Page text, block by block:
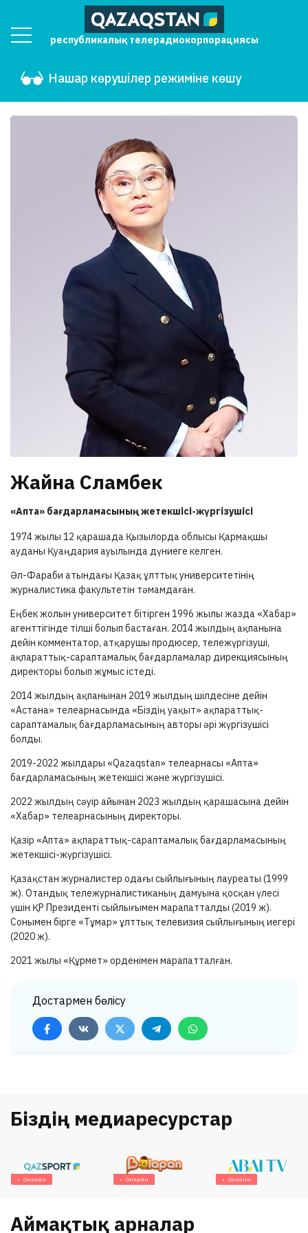
республикалық телерадиокорпорациясы
Нашар көрушілер режиміне көшу
Жайна Сламбек
«Апта» бағдарламасының жетекшісі-жүргізушісі
1974 жылы 12 қарашада Қызылорда облысы Қармақшы
ауданы Қуаңдария ауылында дүниеге келген.
Әл-Фараби атындағы Қазақ ұлттық университетінің
журналистика факультетін тәмамдаған.
Еңбек жолын университет бітірген 1996 жылы жазда «Хабар»
агенттігінде тілші болып бастаған. 2014 жылдың ақпанына
дейін комментатор, атқарушы продюсер, тележүргізуші,
ақпараттық-сараптамалық бағдарламалар дирекциясының
директоры болып жұмыс істеді.
2014 жылдың ақпанынан 2019 жылдың шілдесіне дейін
«Астана» телеарнасында «Біздің уақыт» ақпараттық-
сараптамалық бағдарламасының авторы әрі жүргізушісі
болды.
2019-2022 жылдары «Qazaqstan» телеарнасы «Апта»
бағдарламасының жетекшісі және жүргізушісі.
2022 жылдың сәуір айынан 2023 жылдың қарашасына дейін
«Хабар» телеарнасының директоры.
Қазір «Апта» ақпараттық-сараптамалық бағдарламасының
жетекшісі-жүргізушісі.
Қазақстан журналистер одағы сыйлығының лауреаты (1999
ж). Отандық тележурналистиканың дамуына қосқан үлесі
үшін ҚР Президенті сыйлығымен марапатталды (2019 ж).
Сонымен бірге «Тұмар» ұлттық телевизия сыйлығының иегері
(2020 ж).
2021 жылы «Құрмет» орденімен марапатталған.
Достармен бөлісу
Біздің медиаресурстар
Онлайн Онлайн Онлайн
Аймақтық арналар